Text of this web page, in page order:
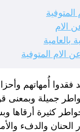
الام
بالعامية
الام المتوفية
فقدوا أُمهاتهم
جميلة
كثيرة أرقاها
والدفء